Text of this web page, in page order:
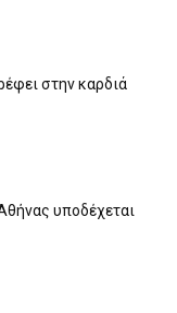
στην καρδιά
υποδέχεται